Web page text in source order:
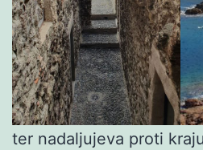
ter nadaljujeva proti